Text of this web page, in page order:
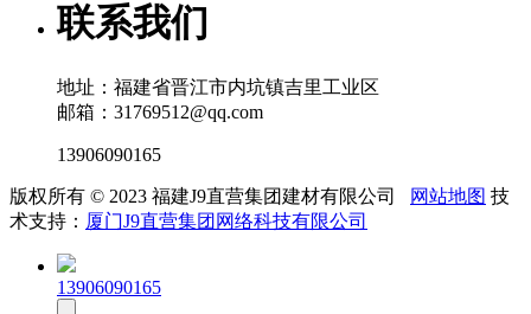
联系我们
地址：福建省晋江市内坑镇吉里工业区
邮箱：31769512@qq.com
13906090165
版权所有 © 2023 福建J9直营集团建材有限公司 网站地图 技
术支持： 厦门J9直营集团网络科技有限公司
13906090165